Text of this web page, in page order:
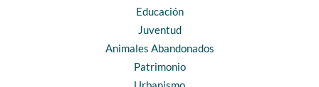
Educación
Juventud
Animales Abandonados
Patrimonio